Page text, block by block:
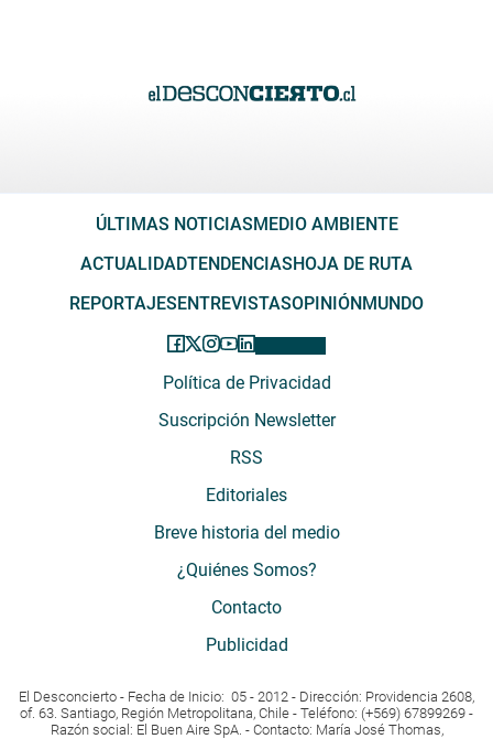
ÚLTIMAS NOTICIAS MEDIO AMBIENTE
ACTUALIDADTENDENCIAS HOJA DE RUTA
REPORTAJES ENTREVISTASOPINIÓN MUNDO
Política de Privacidad
Suscripción Newsletter
RSS
Editoriales
Breve historia del medio
¿Quiénes Somos?
Contacto
Publicidad
El Desconcierto - Fecha de Inicio: 05 - 2012 - Dirección: Providencia 2608,
of. 63. Santiago, Región Metropolitana, Chile - Teléfono: (+569) 67899269 -
Razón social: El Buen Aire SpA. - Contacto: María José Thomas,